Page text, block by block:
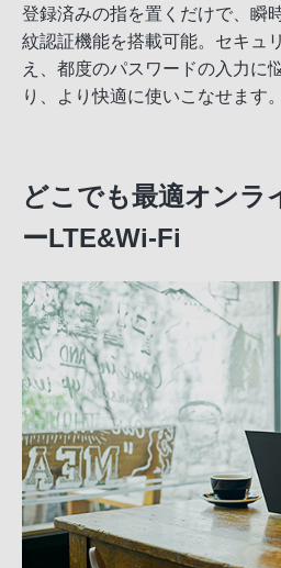
登録済みの指を置くだけで、瞬
紋認証機能を搭載可能。セキュ
え、都度のパスワードの入力に
り、より快適に使いこなせます。
どこでも最適オンラ
ーLTE&Wi-Fi